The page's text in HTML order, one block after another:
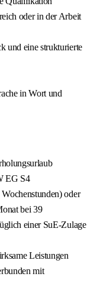
oder in der Arbeit
und eine strukturierte
in Wort und
EG S4
oder
bei 39
einer SuE-Zulage
Leistungen
mit